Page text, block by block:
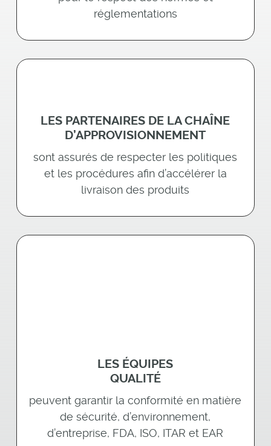
réglementations
LES PARTENAIRES DE LA CHAÎNE
D’APPROVISIONNEMENT
sont assurés de respecter les politiques
et les procédures afin d’accélérer la
livraison des produits
LES ÉQUIPES
QUALITÉ
peuvent garantir la conformité en matière
de sécurité, d’environnement,
d’entreprise, FDA, ISO, ITAR et EAR